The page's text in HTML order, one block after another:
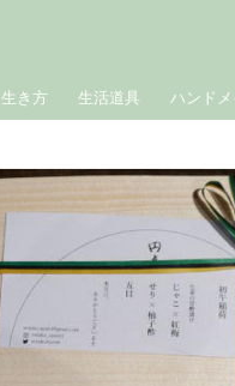
生き方 生活道具 ハンドメ